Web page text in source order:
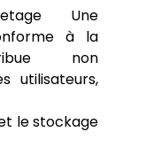
Une
à la
non
utilisateurs,
le stockage